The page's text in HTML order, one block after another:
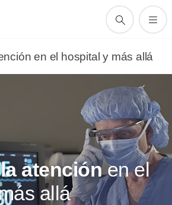
en el hospital y más allá
atenciónen el
allá